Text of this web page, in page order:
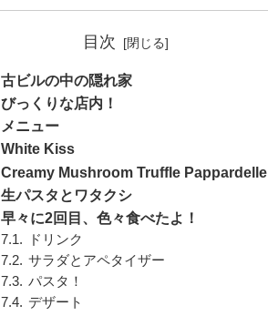
目次
古ビルの中の隠れ家
びっくりな店内！
メニュー
White Kiss
Creamy Mushroom Truffle Pappardelle
生パスタとワタクシ
早々に2回目、色々食べたよ！
ドリンク
サラダとアペタイザー
パスタ！
デザート